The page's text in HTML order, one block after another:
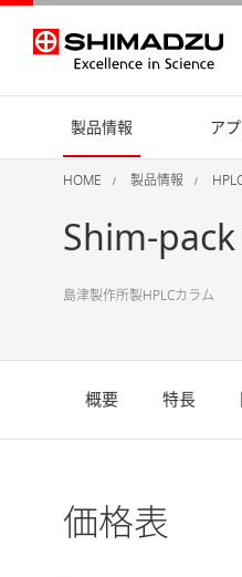
製品情報 ア
HOME 製品情報
Shim-
島津製作所製HPLCカラム
概要 特長
価格表